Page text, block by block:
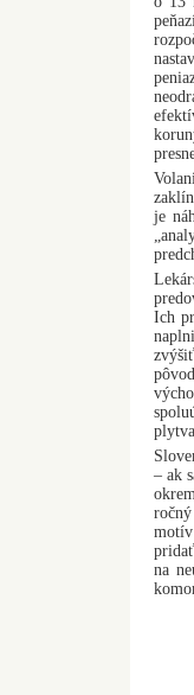
je
Ich
– ak
motív
na